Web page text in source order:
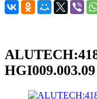
HGI009.003.09